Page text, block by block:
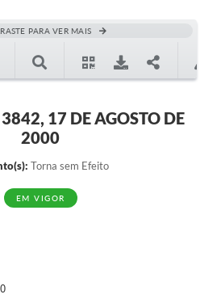
PARA VER MAIS
17 DE AGOSTO DE
2000
Torna sem Efeito
EM VIGOR